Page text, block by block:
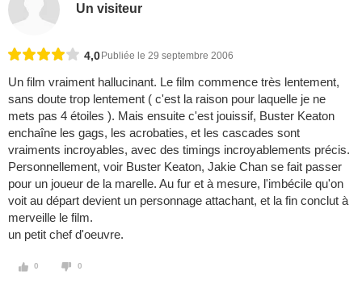
Un visiteur
4,0 Publiée le 29 septembre 2006
Un film vraiment hallucinant. Le film commence très lentement,
sans doute trop lentement ( c'est la raison pour laquelle je ne
mets pas 4 étoiles ). Mais ensuite c'est jouissif, Buster Keaton
enchaîne les gags, les acrobaties, et les cascades sont
vraiments incroyables, avec des timings incroyablements précis.
Personnellement, voir Buster Keaton, Jakie Chan se fait passer
pour un joueur de la marelle. Au fur et à mesure, l'imbécile qu'on
voit au départ devient un personnage attachant, et la fin conclut à
merveille le film.
un petit chef d'oeuvre.
0 0